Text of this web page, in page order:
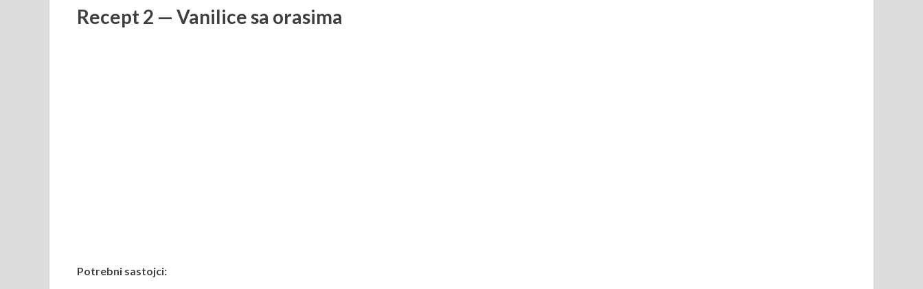
Recept 2 — Vanilice sa orasima
Potrebni sastojci: